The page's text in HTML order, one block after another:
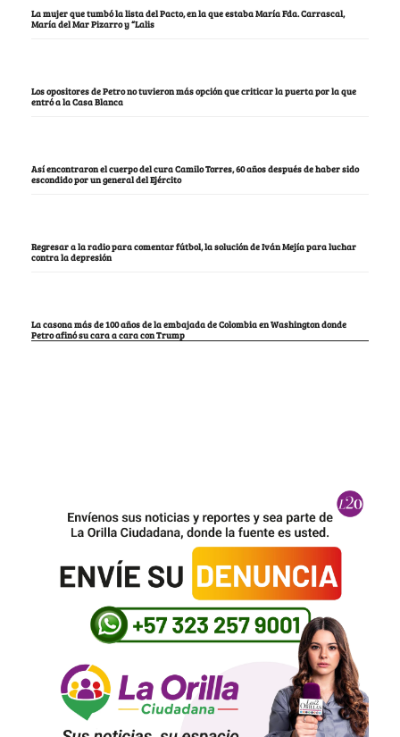
La mujer que tumbó la lista del Pacto, en la que estaba María Fda. Carrascal,
María del Mar Pizarro y “Lalis
Los opositores de Petro no tuvieron más opción que criticar la puerta por la que
entró a la Casa Blanca
Así encontraron el cuerpo del cura Camilo Torres, 60 años después de haber sido
escondido por un general del Ejército
Regresar a la radio para comentar fútbol, la solución de Iván Mejía para luchar
contra la depresión
La casona más de 100 años de la embajada de Colombia en Washington donde
Petro afinó su cara a cara con Trump